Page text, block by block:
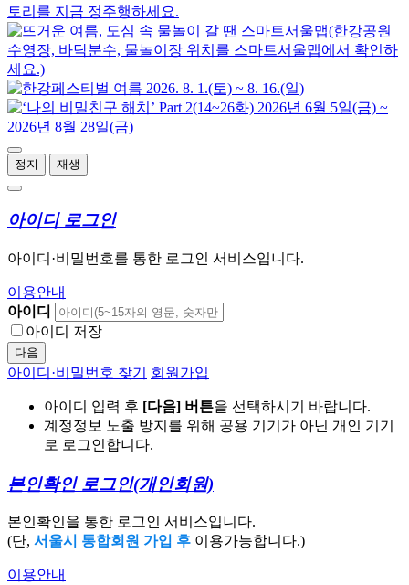
정지 재생
아이디 로그인
아이디·비밀번호를 통한 로그인 서비스입니다.
이용안내
아이디
아이디 저장
다음
아이디·비밀번호 찾기 회원가입
아이디 입력 후 [다음] 버튼을 선택하시기 바랍니다.
계정정보 노출 방지를 위해 공용 기기가 아닌 개인 기기
로 로그인합니다.
본인확인 로그인(개인회원)
본인확인을 통한 로그인 서비스입니다.
(단, 서울시 통합회원 가입 후 이용가능합니다.)
이용안내